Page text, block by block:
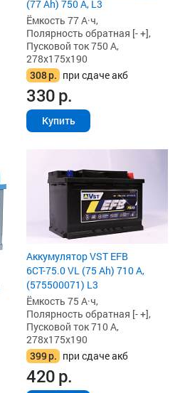
(77 Ah) 750 А, L3
Ёмкость 77 А·ч,
Полярность обратная [- +],
Пусковой ток 750 А,
278x175x190
308р. при сдаче акб
330р.
Купить
Аккумулятор VST EFB
6СТ-75.0 VL (75 Ah) 710 А,
(575500071) L3
Ёмкость 75 А·ч,
Полярность обратная [- +],
Пусковой ток 710 А,
278x175x190
399р. при сдаче акб
420р.